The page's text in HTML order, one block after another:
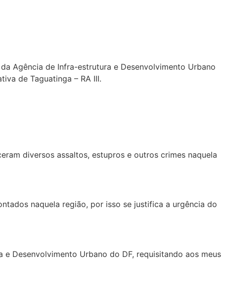
Agência de Infra-estrutura e Desenvolvimento Urbano
de Taguatinga – RA III.
diversos assaltos, estupros e outros crimes naquela
naquela região, por isso se justifica a urgência do
Desenvolvimento Urbano do DF, requisitando aos meus